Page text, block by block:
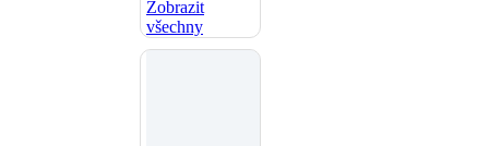
Zobrazit
všechny